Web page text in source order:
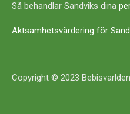
Så behandlar Sandviks dina
Aktsamhetsvärdering för
Copyright © 2023